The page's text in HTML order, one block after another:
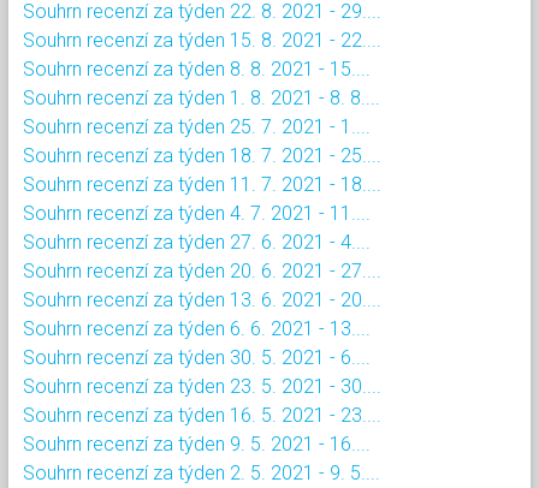
Souhrn recenzí za týden 22. 8. 2021 - 29....
Souhrn recenzí za týden 15. 8. 2021 - 22....
Souhrn recenzí za týden 8. 8. 2021 - 15....
Souhrn recenzí za týden 1. 8. 2021 - 8. 8....
Souhrn recenzí za týden 25. 7. 2021 - 1....
Souhrn recenzí za týden 18. 7. 2021 - 25....
Souhrn recenzí za týden 11. 7. 2021 - 18....
Souhrn recenzí za týden 4. 7. 2021 - 11....
Souhrn recenzí za týden 27. 6. 2021 - 4....
Souhrn recenzí za týden 20. 6. 2021 - 27....
Souhrn recenzí za týden 13. 6. 2021 - 20....
Souhrn recenzí za týden 6. 6. 2021 - 13....
Souhrn recenzí za týden 30. 5. 2021 - 6....
Souhrn recenzí za týden 23. 5. 2021 - 30....
Souhrn recenzí za týden 16. 5. 2021 - 23....
Souhrn recenzí za týden 9. 5. 2021 - 16....
Souhrn recenzí za týden 2. 5. 2021 - 9. 5....